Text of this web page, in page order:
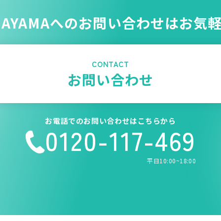
へのお問い合わせはお気
CONTACT
お問い合わせ
お電話でのお問い合わせはこちらから
0120-117-469
平日10:00~18:00